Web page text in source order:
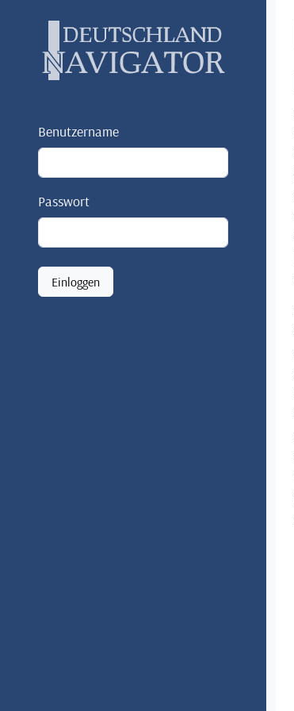
Benutzername
Passwort
Einloggen